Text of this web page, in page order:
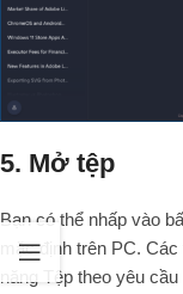
5. Mở tệp
Bạn có thể nhấp vào
mặc định trên PC.
năng Tệp theo yêu